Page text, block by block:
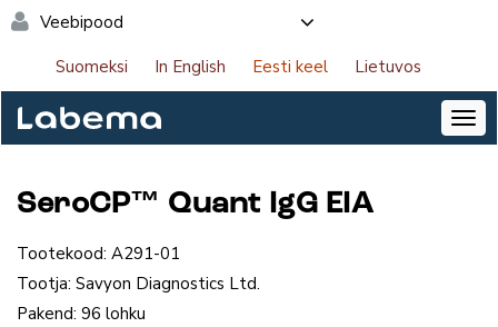
Suomeksi In English Eesti keel Lietuvos
Veebipood
SeroCP™ Quant IgG EIA
Tootekood: A291-01
Tootja: Savyon Diagnostics Ltd.
Pakend: 96 lohku